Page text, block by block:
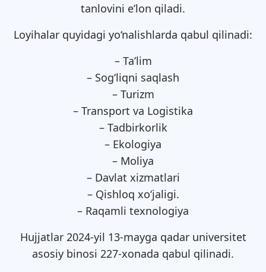
tanlovini e’lon qiladi.
Loyihalar quyidagi yo‘nalishlarda qabul qilinadi:
– Ta’lim
– Sog‘liqni saqlash
– Turizm
– Transport va Logistika
– Tadbirkorlik
– Ekologiya
– Moliya
– Davlat xizmatlari
– Qishloq xo‘jaligi.
– Raqamli texnologiya
Hujjatlar 2024-yil 13-mayga qadar universitet
asosiy binosi 227-xonada qabul qilinadi.